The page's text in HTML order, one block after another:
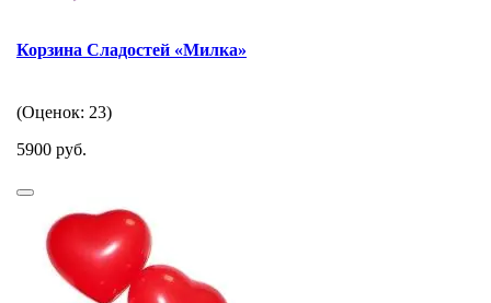
Корзина Сладостей «Милка»
(Оценок: 23)
5900 руб.